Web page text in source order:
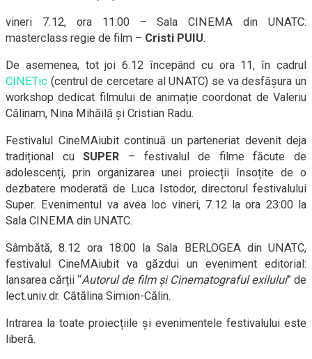
vineri 7.12, ora 11:00 – Sala CINEMA din UNATC:
masterclass regie de film – Cristi PUIU.
De asemenea, tot joi 6.12 începând cu ora 11, în cadrul
CINETic (centrul de cercetare al UNATC) se va desfășura un
workshop dedicat filmului de animație coordonat de Valeriu
Călinam, Nina Mihăilă și Cristian Radu.
Festivalul CineMAiubit continuă un parteneriat devenit deja
tradițional cuSUPER – festivalul de filme făcute de
adolescenți, prin organizarea unei proiecții însoțite de o
dezbatere moderată de Luca Istodor, directorul festivalului
Super. Evenimentul va avea loc vineri, 7.12 la ora 23:00 la
Sala CINEMA din UNATC.
Sâmbătă, 8.12 ora 18:00 la Sala BERLOGEA din UNATC,
festivalul CineMAiubit va găzdui un eveniment editorial:
lansarea cărții “Autorul de film și Cinematograful exilului” de
lect.univ.dr. Cătălina Simion-Călin.
Intrarea la toate proiecțiile și evenimentele festivalului este
liberă.